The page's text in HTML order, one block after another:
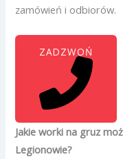
zamówień i odbiorów.
ZADZWOŃ
Jakie worki na gruz
Legionowie?